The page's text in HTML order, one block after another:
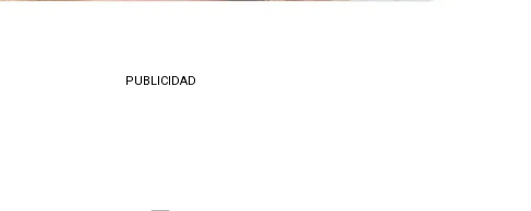
PUBLICIDAD